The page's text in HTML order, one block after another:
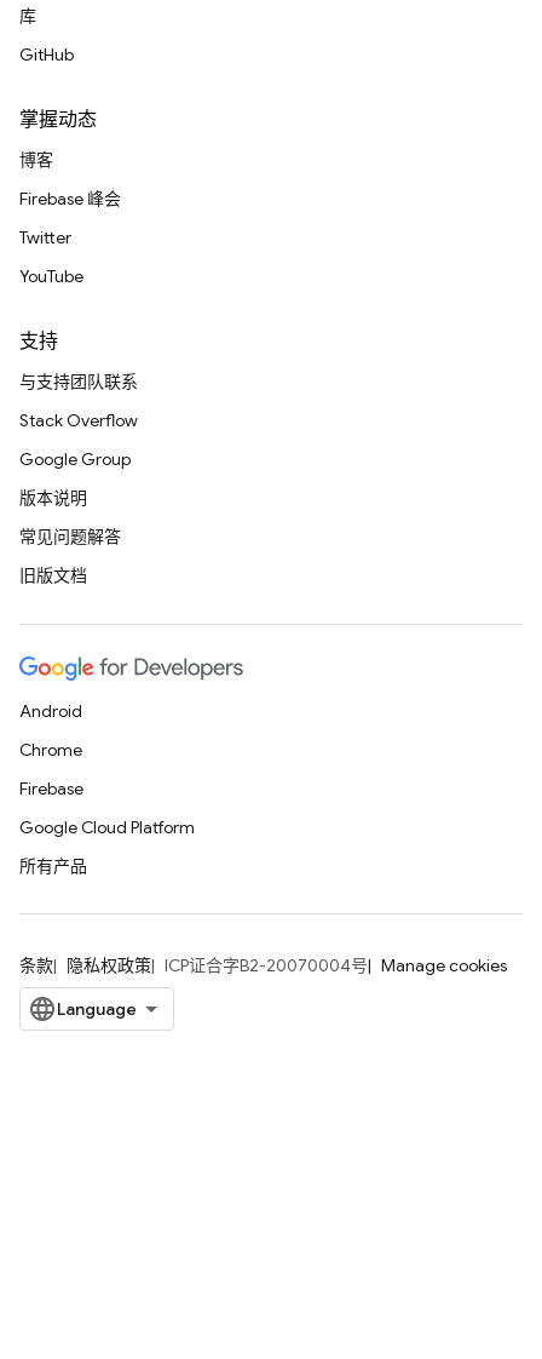
库
GitHub
掌握动态
博客
Firebase 峰会
Twitter
YouTube
支持
与支持团队联系
Stack Overflow
Google Group
版本说明
常见问题解答
旧版文档
Android
Chrome
Firebase
Google Cloud Platform
所有产品
条款 隐私权政策 ICP证合字B2-20070004号 Manage cookies